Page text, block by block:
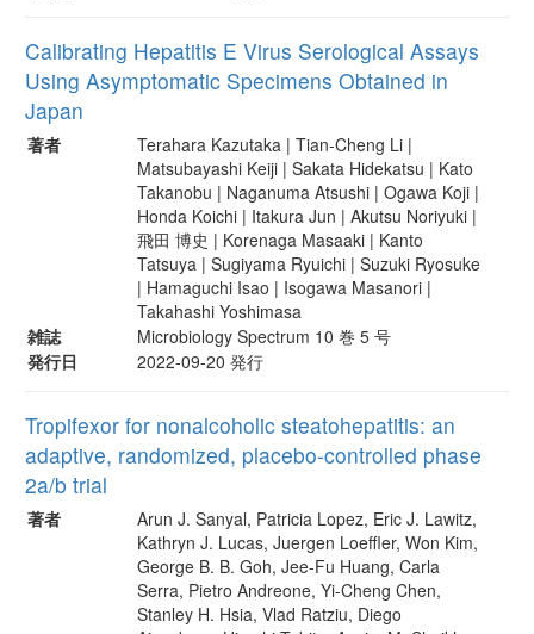
Calibrating Hepatitis E Virus Serological Assays
Using Asymptomatic Specimens Obtained in
Japan
著者
Terahara Kazutaka | Tian-Cheng Li |
Matsubayashi Keiji | Sakata Hidekatsu | Kato
Takanobu | Naganuma Atsushi | Ogawa Koji |
Honda Koichi | Itakura Jun | Akutsu Noriyuki |
飛田 博史 | Korenaga Masaaki | Kanto
Tatsuya | Sugiyama Ryuichi | Suzuki Ryosuke
| Hamaguchi Isao | Isogawa Masanori |
Takahashi Yoshimasa
雑誌
Microbiology Spectrum 10 巻 5 号
発行日
2022-09-20 発行
Tropifexor for nonalcoholic steatohepatitis: an
adaptive, randomized, placebo-controlled phase
2a/b trial
著者
Arun J. Sanyal, Patricia Lopez, Eric J. Lawitz,
Kathryn J. Lucas, Juergen Loeffler, Won Kim,
George B. B. Goh, Jee-Fu Huang, Carla
Serra, Pietro Andreone, Yi-Cheng Chen,
Stanley H. Hsia, Vlad Ratziu, Diego